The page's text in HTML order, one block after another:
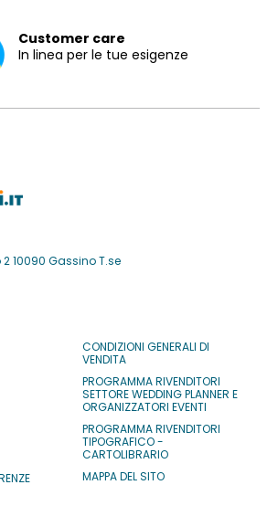
Customer care
In linea per le tue esigenze
10090 Gassino T.se
CONDIZIONI GENERALI DI
VENDITA
PROGRAMMA RIVENDITORI
SETTORE WEDDING PLANNER E
ORGANIZZATORI EVENTI
PROGRAMMA RIVENDITORI
TIPOGRAFICO -
CARTOLIBRARIO
MAPPA DEL SITO